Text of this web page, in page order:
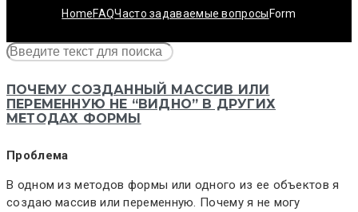
HomeFAQЧасто задаваемые вопросы Form
ПОЧЕМУ СОЗДАННЫЙ МАССИВ ИЛИ
ПЕРЕМЕННУЮ НЕ “ВИДНО” В ДРУГИХ
МЕТОДАХ ФОРМЫ
Проблема
В одном из методов формы или одного из ее объектов я
создаю массив или переменную. Почему я не могу